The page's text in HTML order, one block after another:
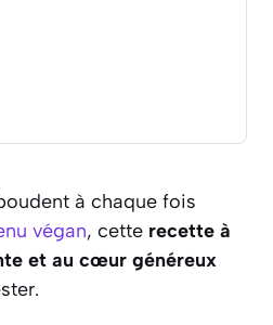
à chaque fois
végan, cette recette à
et au cœur généreux